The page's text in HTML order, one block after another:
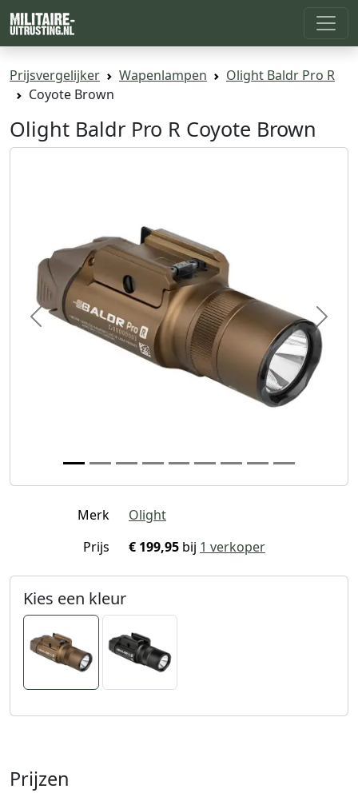
Prijsvergelijker Wapenlampen
Olight Baldr Pro R
Coyote Brown
Olight Baldr Pro R Coyote Brown
Previous Next
Merk
Olight
Prijs
€ 199,95 bij 1 verkoper
Kies een kleur
Prijzen